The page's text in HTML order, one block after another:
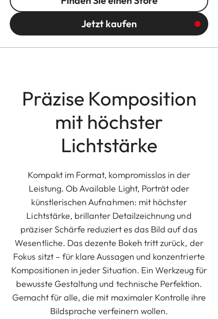
Jetzt kaufen
Präzise Komposition
mit höchster
Lichtstärke
Kompakt im Format, kompromisslos in der
Leistung. Ob Available Light, Porträt oder
künstlerischen Aufnahmen: mit höchster
Lichtstärke, brillanter Detailzeichnung und
präziser Schärfe reduziert es das Bild auf das
Wesentliche. Das dezente Bokeh tritt zurück, der
Fokus sitzt – für klare Aussagen und konzentrierte
Kompositionen in jeder Situation. Ein Werkzeug für
bewusste Gestaltung und technische Perfektion.
Gemacht für alle, die mit maximaler Kontrolle ihre
Bildsprache verfeinern wollen.